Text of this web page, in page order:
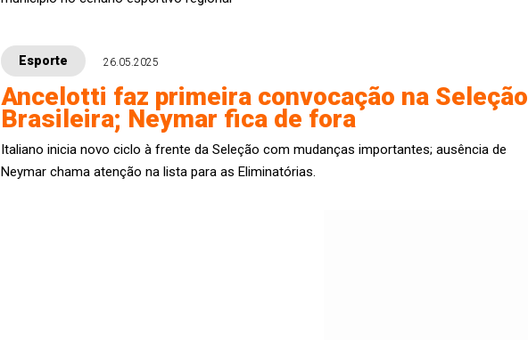
Esporte 26.05.2025
Ancelotti faz primeira convocação na Seleção
Brasileira; Neymar fica de fora
Italiano inicia novo ciclo à frente da Seleção com mudanças importantes; ausência de
Neymar chama atenção na lista para as Eliminatórias.